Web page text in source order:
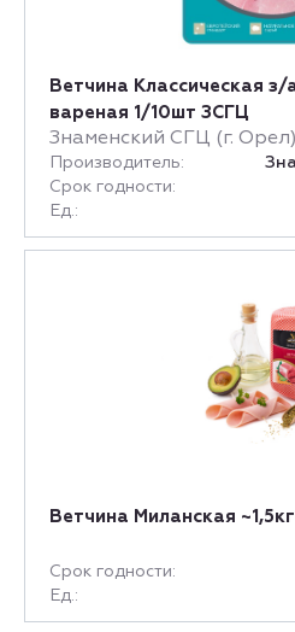
Ветчина Классическая з/
вареная 1/10шт ЗСГЦ
Знаменский СГЦ (г. Орел)
Производитель:
Срок годности:
Ед.:
Ветчина Миланская
Срок годности:
Ед.: